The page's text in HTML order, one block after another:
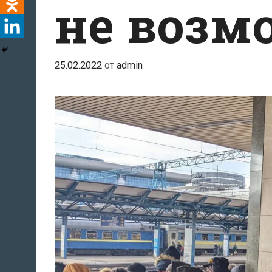
не
25.02.2022 от admin